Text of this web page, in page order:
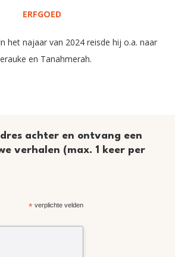
ERFGOED
het najaar van 2024 reisde hij o.a. naar
en Tanahmerah.
achter en ontvang een
verhalen (max. 1 keer per
*verplichte velden